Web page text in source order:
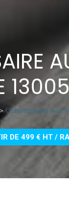
13005
> Commissaire Aux
DE 499 € HT /